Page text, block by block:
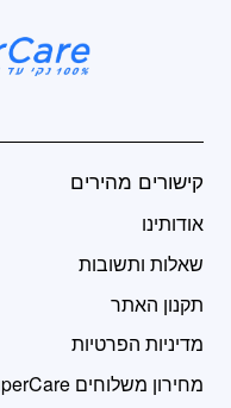
קישורים מהירים
אודותינו
שאלות ותשובות
תקנון האתר
מדיניות הפרטיות
מחירון משלוחים SuperCare 🛒